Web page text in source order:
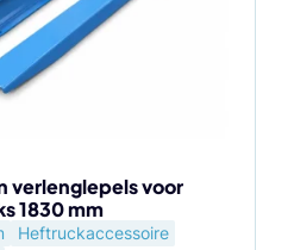
verlenglepels voor
1830 mm
Heftruckaccessoire